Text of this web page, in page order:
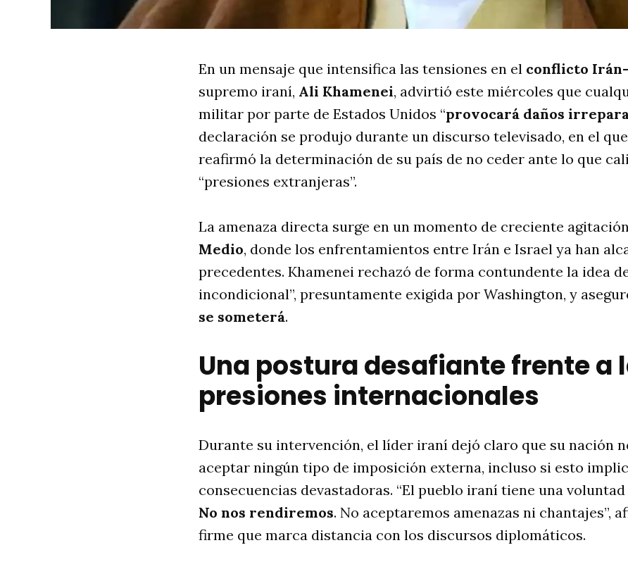
En un mensaje que intensifica las tensiones en el conflicto
supremo iraní, Ali Khamenei, advirtió este miércoles que
militar por parte de Estados Unidos “provocará daños
declaración se produjo durante un discurso televisado, en el
reafirmó la determinación de su país de no ceder ante lo que
“presiones extranjeras”.
La amenaza directa surge en un momento de creciente
Medio, donde los enfrentamientos entre Irán e Israel ya han
precedentes. Khamenei rechazó de forma contundente la idea
incondicional”, presuntamente exigida por Washington, y
se someterá.
Una postura desafiante frente a
presiones internacionales
Durante su intervención, el líder iraní dejó claro que su nación
aceptar ningún tipo de imposición externa, incluso si esto
consecuencias devastadoras. “El pueblo iraní tiene una
No nos rendiremos. No aceptaremos amenazas ni chantajes”,
firme que marca distancia con los discursos diplomáticos.